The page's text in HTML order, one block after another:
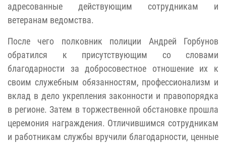
адресованные действующим сотрудникам и
ветеранам ведомства.
После чего полковник полиции Андрей Горбунов
обратился к присутствующим со словами
благодарности за добросовестное отношение их к
своим служебным обязанностям, профессионализм и
вклад в дело укрепления законности и правопорядка
в регионе. Затем в торжественной обстановке прошла
церемония награждения. Отличившимся сотрудникам
и работникам службы вручили благодарности, ценные